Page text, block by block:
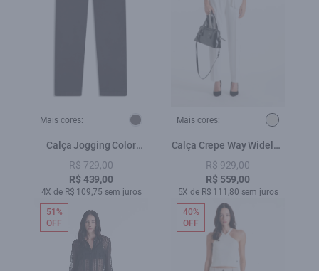
Mais cores:
Calça Jogging Color
Plumbo
R$ 729,00
R$ 439,00
4X de R$ 109,75 sem juros
Mais cores:
Calça Crepe Way Wideleg
Off White
R$ 929,00
R$ 559,00
5X de R$ 111,80 sem juros
51%
OFF
40%
OFF